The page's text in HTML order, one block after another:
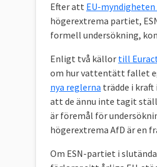
Efter att EU-myndigheten
högerextrema partiet,
formell undersökning,
Enligt två källor till
om hur vattentätt fallet
nya reglerna trädde i
att de ännu inte tagit
är föremål för
högerextrema AfD är en
Om ESN-partiet i